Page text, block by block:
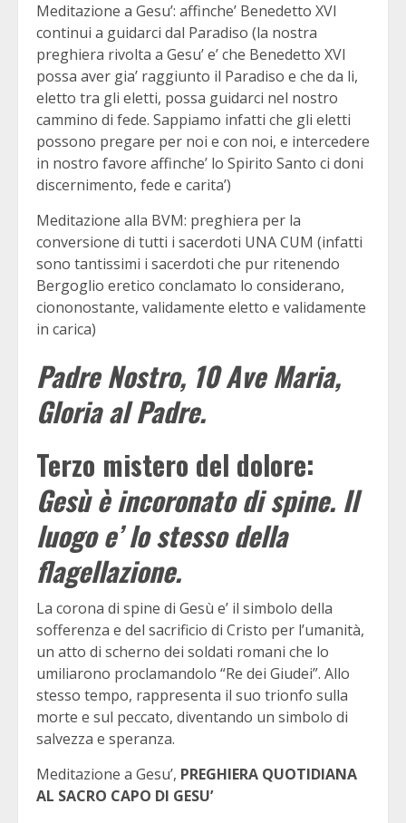
Meditazione a Gesu’: affinche’ Benedetto XVI
continui a guidarci dal Paradiso (la nostra
preghiera rivolta a Gesu’ e’ che Benedetto XVI
possa aver gia’ raggiunto il Paradiso e che da li,
eletto tra gli eletti, possa guidarci nel nostro
cammino di fede. Sappiamo infatti che gli eletti
possono pregare per noi e con noi, e intercedere
in nostro favore affinche’ lo Spirito Santo ci doni
discernimento, fede e carita’)
Meditazione alla BVM: preghiera per la
conversione di tutti i sacerdoti UNA CUM (infatti
sono tantissimi i sacerdoti che pur ritenendo
Bergoglio eretico conclamato lo considerano,
ciononostante, validamente eletto e validamente
in carica)
Padre Nostro, 10 Ave Maria,
Gloria al Padre.
Terzo mistero del dolore:
Gesù è incoronato di spine. Il
luogo e’ lo stesso della
flagellazione.
La corona di spine di Gesù e’ il simbolo della
sofferenza e del sacrificio di Cristo per l’umanità,
un atto di scherno dei soldati romani che lo
umiliarono proclamandolo “Re dei Giudei”. Allo
stesso tempo, rappresenta il suo trionfo sulla
morte e sul peccato, diventando un simbolo di
salvezza e speranza.
Meditazione a Gesu’, PREGHIERA QUOTIDIANA
AL SACRO CAPO DI GESU’